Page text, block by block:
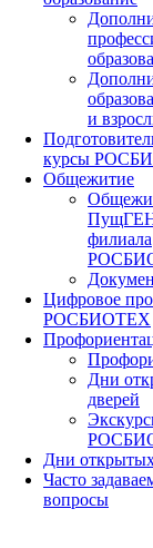
и
курсы
Общежитие
филиала
Цифровое
РОСБИОТЕХ
Дни
дверей
Дни
Часто
вопросы